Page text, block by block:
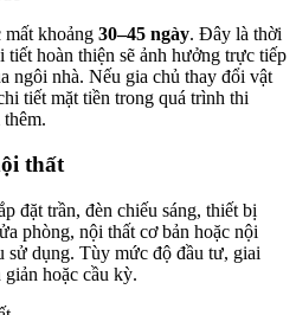
khoảng 30–45 ngày. Đây là thời
hoàn thiện sẽ ảnh hưởng trực tiếp
ngôi nhà. Nếu gia chủ thay đổi vật
tiết mặt tiền trong quá trình thi
thất
đặt trần, đèn chiếu sáng, thiết bị
phòng, nội thất cơ bản hoặc nội
sử dụng. Tùy mức độ đầu tư, giai
hoặc cầu kỳ.